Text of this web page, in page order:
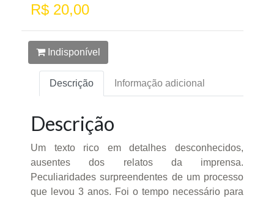
R$ 20,00
Indisponível
Descrição Informação adicional
Descrição
Um texto rico em detalhes desconhecidos,
ausentes dos relatos da imprensa.
Peculiaridades surpreendentes de um processo
que levou 3 anos. Foi o tempo necessário para